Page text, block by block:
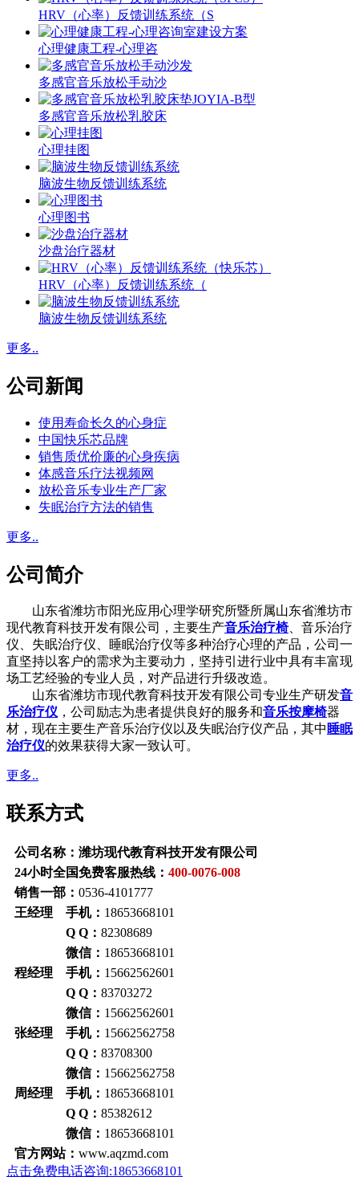
HRV（心率）反馈训练系统（S
心理健康工程-心理咨
多感官音乐放松手动沙
多感官音乐放松乳胶床
心理挂图
脑波生物反馈训练系统
心理图书
沙盘治疗器材
HRV（心率）反馈训练系统（
脑波生物反馈训练系统
更多..
公司新闻
使用寿命长久的心身症
中国快乐芯品牌
销售质优价廉的心身疾病
体感音乐疗法视频网
放松音乐专业生产厂家
失眠治疗方法的销售
更多..
公司简介
山东省潍坊市阳光应用心理学研究所暨所属山东省潍坊市
现代教育科技开发有限公司，主要生产音乐治疗椅、音乐治疗
仪、失眠治疗仪、睡眠治疗仪等多种治疗心理的产品，公司一
直坚持以客户的需求为主要动力，坚持引进行业中具有丰富现
场工艺经验的专业人员，对产品进行升级改造。
山东省潍坊市现代教育科技开发有限公司专业生产研发音
乐治疗仪 ，公司励志为患者提供良好的服务和音乐按摩椅器
材，现在主要生产音乐治疗仪以及失眠治疗仪产品，其中 睡眠
治疗仪的效果获得大家一致认可。
更多..
联系方式
公司名称：潍坊现代教育科技开发有限公司
24小时全国免费客服热线： 400-0076-008
销售一部： 0536-4101777
王经理 手机： 18653668101
Q Q： 82308689
微信： 18653668101
程经理 手机： 15662562601
Q Q： 83703272
微信： 15662562601
张经理 手机： 15662562758
Q Q： 83708300
微信： 15662562758
周经理 手机： 18653668101
Q Q： 85382612
微信： 18653668101
官方网站： www.aqzmd.com
点击免费电话咨询:18653668101